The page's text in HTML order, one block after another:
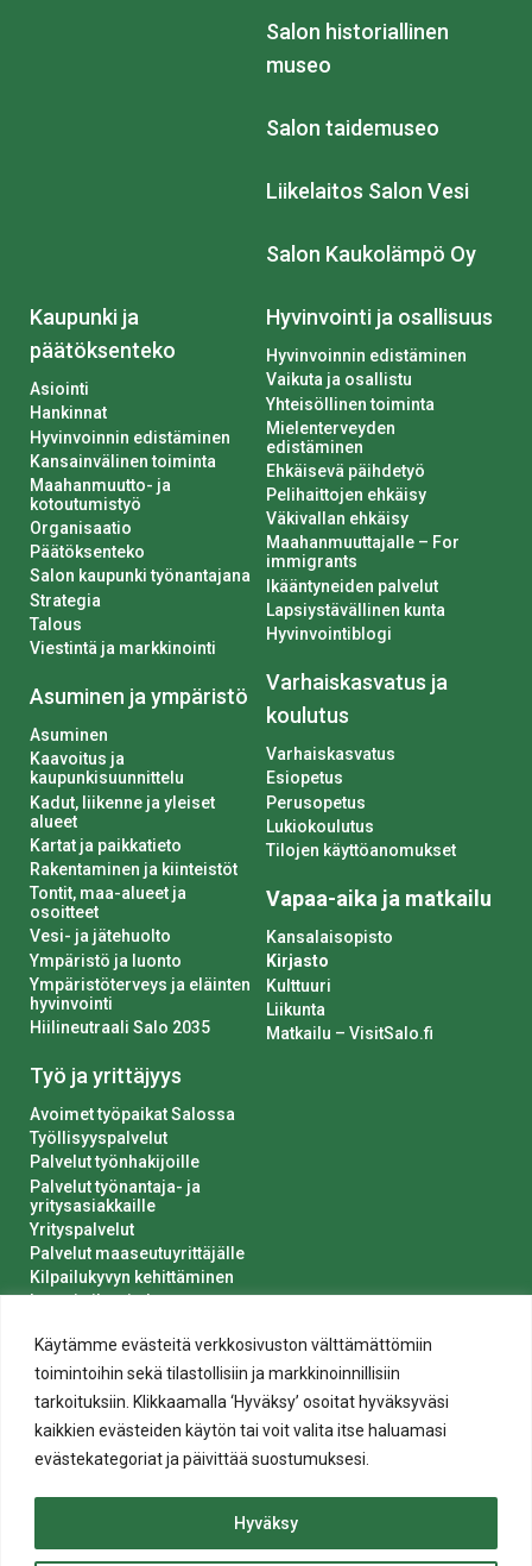
Käytämme evästeitä verkkosivuston välttämättömiin
toimintoihin sekä tilastollisiin ja markkinoinnillisiin
tarkoituksiin. Klikkaamalla ‘Hyväksy’ osoitat hyväksyväsi
kaikkien evästeiden käytön tai voit valita itse haluamasi
evästekategoriat ja päivittää suostumuksesi.
Hyväksy
Salon historiallinen
museo
Salon taidemuseo
Liikelaitos Salon Vesi
Salon Kaukolämpö Oy
Kaupunki ja
päätöksenteko
Asiointi
Hankinnat
Hyvinvoinnin edistäminen
Kansainvälinen toiminta
Maahanmuutto- ja
kotoutumistyö
Organisaatio
Päätöksenteko
Salon kaupunki työnantajana
Strategia
Talous
Viestintä ja markkinointi
Asuminen ja ympäristö
Asuminen
Kaavoitus ja
kaupunkisuunnittelu
Kadut, liikenne ja yleiset
alueet
Kartat ja paikkatieto
Rakentaminen ja kiinteistöt
Tontit, maa-alueet ja
osoitteet
Vesi- ja jätehuolto
Ympäristö ja luonto
Ympäristöterveys ja eläinten
hyvinvointi
Hiilineutraali Salo 2035
Työ ja yrittäjyys
Avoimet työpaikat Salossa
Työllisyyspalvelut
Palvelut työnhakijoille
Palvelut työnantaja- ja
yritysasiakkaille
Yrityspalvelut
Palvelut maaseutuyrittäjälle
Kilpailukyvyn kehittäminen
Luvat ja ilmoitukset
Hyvinvointi ja osallisuus
Hyvinvoinnin edistäminen
Vaikuta ja osallistu
Yhteisöllinen toiminta
Mielenterveyden
edistäminen
Ehkäisevä päihdetyö
Pelihaittojen ehkäisy
Väkivallan ehkäisy
Maahanmuuttajalle – For
immigrants
Ikääntyneiden palvelut
Lapsiystävällinen kunta
Hyvinvointiblogi
Varhaiskasvatus ja
koulutus
Varhaiskasvatus
Esiopetus
Perusopetus
Lukiokoulutus
Tilojen käyttöanomukset
Vapaa-aika ja matkailu
Kansalaisopisto
Kirjasto
Kulttuuri
Liikunta
Matkailu – VisitSalo.fi